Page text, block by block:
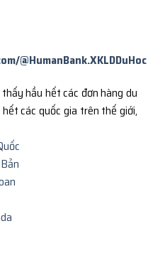
@HumanBank.XKLDDuHoc
hầu hết các đơn hàng du
các quốc gia trên thế giới,